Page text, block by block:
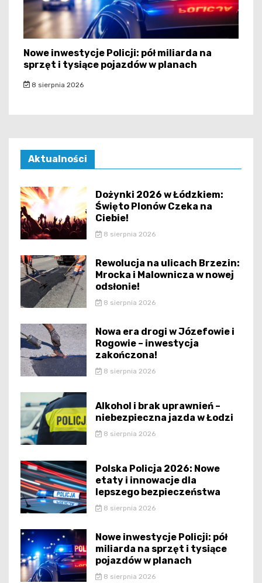
Nowe inwestycje Policji: pół miliarda na
sprzęt i tysiące pojazdów w planach
8 sierpnia 2026
Aktualności
Dożynki 2026 w Łódzkiem:
Święto Plonów Czeka na
Ciebie!
8 sierpnia 2026
Rewolucja na ulicach Brzezin:
Mrocka i Malownicza w nowej
odsłonie!
8 sierpnia 2026
Nowa era drogi w Józefowie i
Rogowie – inwestycja
zakończona!
8 sierpnia 2026
Alkohol i brak uprawnień –
niebezpieczna jazda w Łodzi
8 sierpnia 2026
Polska Policja 2026: Nowe
etaty i innowacje dla
lepszego bezpieczeństwa
8 sierpnia 2026
Nowe inwestycje Policji: pół
miliarda na sprzęt i tysiące
pojazdów w planach
8 sierpnia 2026